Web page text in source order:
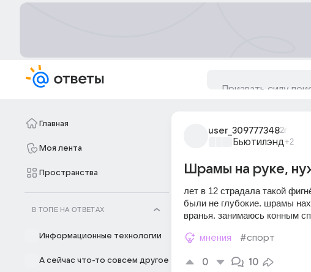
Главная
Моя лента
Пространства
В ТОПЕ НА ОТВЕТАХ
Информационные технологии
А сейчас что-то совсем другое
user_3097773482г
Бьютилэнд+2
Шрамы на руке,
лет в 12 страдала такой
были не глубокие. шрамы
вранья. занимаюсь конным
мнения #спорт
0 10